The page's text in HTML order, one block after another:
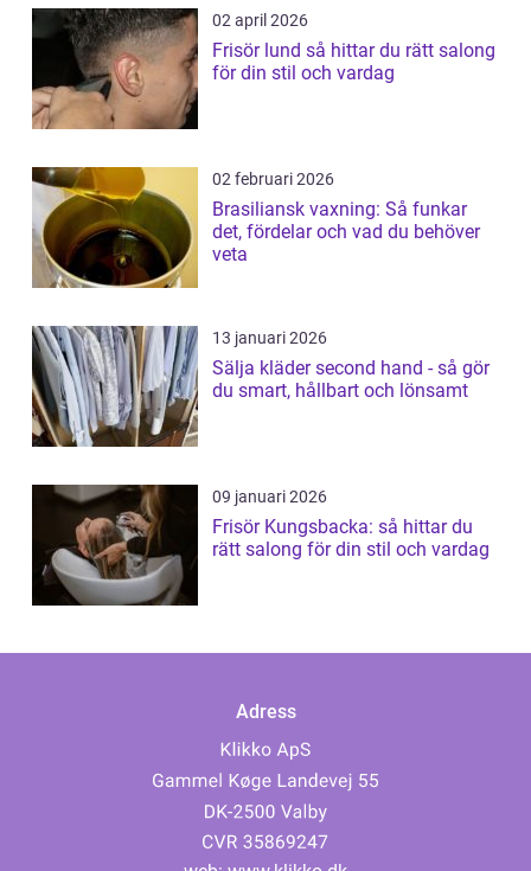
02 april 2026
Frisör lund så hittar du rätt salong
för din stil och vardag
02 februari 2026
Brasiliansk vaxning: Så funkar
det, fördelar och vad du behöver
veta
13 januari 2026
Sälja kläder second hand - så gör
du smart, hållbart och lönsamt
09 januari 2026
Frisör Kungsbacka: så hittar du
rätt salong för din stil och vardag
Adress